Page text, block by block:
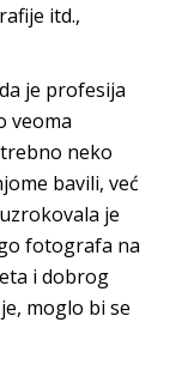
itd.,
je profesija
veoma
neko
bavili, već
je
fotografa na
i dobrog
moglo bi se